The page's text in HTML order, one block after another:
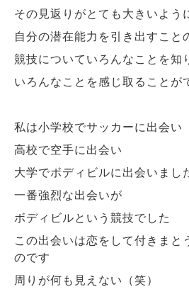
その見返りがとても大きいよう
自分の潜在能力を引き出すこと
競技についていろんなことを知
いろんなことを感じ取ることが
私は小学校でサッカーに出会い
高校で空手に出会い
大学でボディビルに出会いまし
一番強烈な出会いが
ボディビルという競技でした
この出会いは恋をして付きまと
のです
周りが何も見えない（笑）